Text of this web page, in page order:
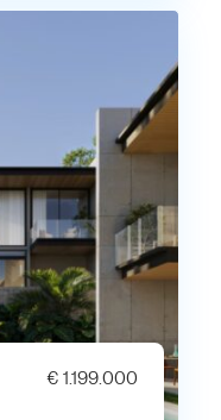
€ 1.199.000